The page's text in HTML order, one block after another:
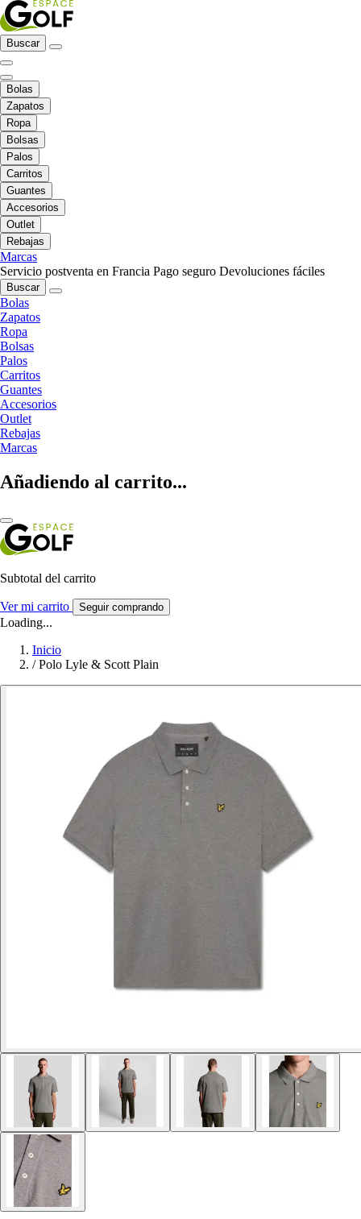
Buscar
Bolas
Zapatos
Ropa
Bolsas
Palos
Carritos
Guantes
Accesorios
Outlet
Rebajas
Marcas
Servicio postventa en Francia Pago seguro Devoluciones fáciles
Buscar
Bolas
Zapatos
Ropa
Bolsas
Palos
Carritos
Guantes
Accesorios
Outlet
Rebajas
Marcas
Añadiendo al carrito...
Subtotal del carrito
Ver mi carrito Seguir comprando
Loading...
Inicio
/ Polo Lyle & Scott Plain